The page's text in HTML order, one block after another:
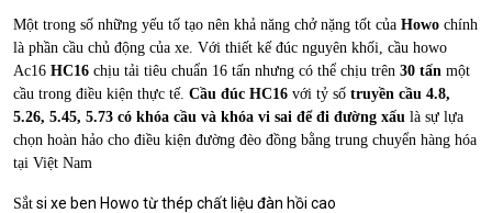
Một trong số những yếu tố tạo nên khả năng chở nặng tốt của Howo chính
là phần cầu chủ động của xe. Với thiết kế đúc nguyên khối, cầu howo
Ac16 HC16 chịu tải tiêu chuẩn 16 tấn nhưng có thể chịu trên 30 tấn một
cầu trong điều kiện thực tế. Cầu đúc HC16 với tỷ số truyền cầu 4.8,
5.26, 5.45, 5.73 có khóa cầu và khóa vi sai để đi đường xấu là sự lựa
chọn hoàn hảo cho điều kiện đường đèo đồng bằng trung chuyển hàng hóa
tại Việt Nam
Sắt si xe ben Howo từ thép chất liệu đàn hồi cao